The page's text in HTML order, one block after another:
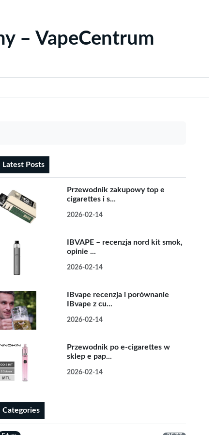
– VapeCentrum
Latest Posts
Przewodnik zakupowy top e
cigarettes i s...
2026-02-14
IBVAPE – recenzja nord kit smok,
opinie ...
2026-02-14
IBvape recenzja i porównanie
IBvape z cu...
2026-02-14
Przewodnik po e-cigarettes w
sklep e pap...
2026-02-14
Categories